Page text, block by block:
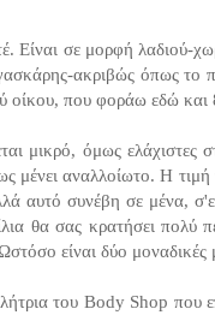
σε μορφή λαδιού-
ακριβώς όπως
οίκου, που φοράω εδώ και
μικρό, όμως ελάχιστες
μένει αναλλοίωτο. Η
αυτό συνέβη σε μένα,
θα σας κρατήσει πολύ
είναι δύο μοναδικές
του Body Shop